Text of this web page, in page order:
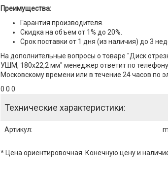
Преимущества:
Гарантия производителя.
Скидка на объем от 1% до 20%.
Срок поставки от 1 дня (из наличия) до 3
На дополнительные вопросы о товаре "Диск
УШМ, 180х22,2 мм" менеджер ответит по телефону
Московскому времени или в течение 24 часов по
0 0 0
Технические характеристики:
Артикул:
* Цена ориентировочная. Конечную цену и